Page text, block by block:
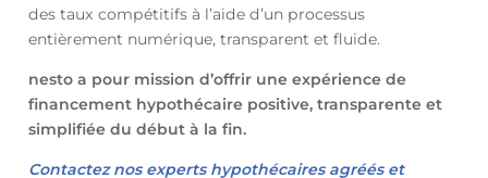
des taux compétitifs à l’aide d’un processus
entièrement numérique, transparent et fluide.
nesto a pour mission d’offrir une expérience de
financement hypothécaire positive, transparente et
simplifiée du début à la fin.
Contactez nos experts hypothécaires agréés et